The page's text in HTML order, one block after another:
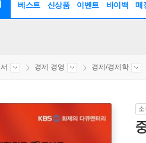
베스트 신상품 이벤트 바이백 매
경제 경영 경제/경제학